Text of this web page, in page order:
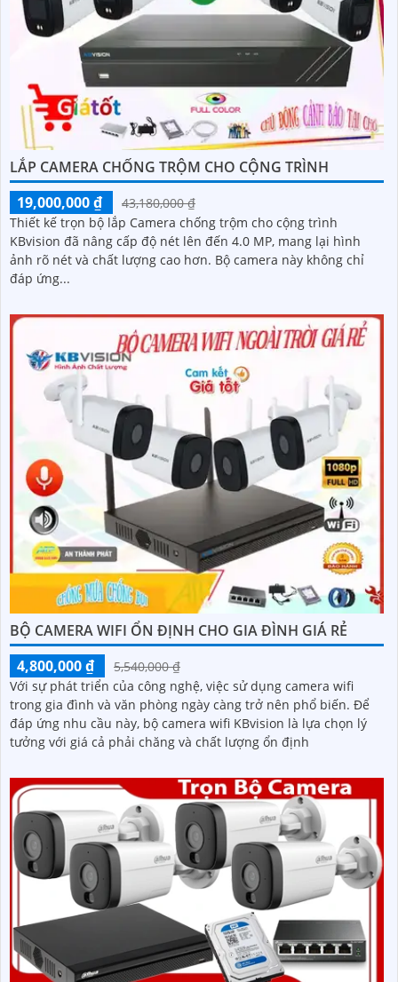
LẮP CAMERA CHỐNG TRỘM CHO CỘNG TRÌNH
19,000,000 ₫
43,180,000 ₫
Thiết kế trọn bộ lắp Camera chống trộm cho cộng trình
KBvision đã nâng cấp độ nét lên đến 4.0 MP, mang lại hình
ảnh rõ nét và chất lượng cao hơn. Bộ camera này không chỉ
đáp ứng...
BỘ CAMERA WIFI ỔN ĐỊNH CHO GIA ĐÌNH GIÁ RẺ
4,800,000 ₫
5,540,000 ₫
Với sự phát triển của công nghệ, việc sử dụng camera wifi
trong gia đình và văn phòng ngày càng trở nên phổ biến. Để
đáp ứng nhu cầu này, bộ camera wifi KBvision là lựa chọn lý
tưởng với giá cả phải chăng và chất lượng ổn định